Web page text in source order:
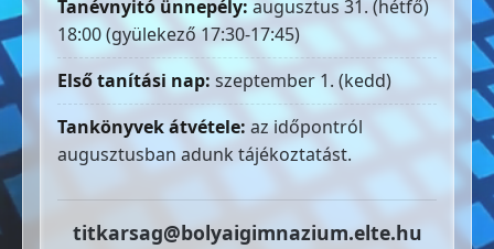
Tanévnyitó ünnepély: augusztus 31. (hétfő)
18:00 (gyülekező 17:30-17:45)
Első tanítási nap: szeptember 1. (kedd)
Tankönyvek átvétele: az időpontról
augusztusban adunk tájékoztatást.
titkarsag@bolyaigimnazium.elte.hu